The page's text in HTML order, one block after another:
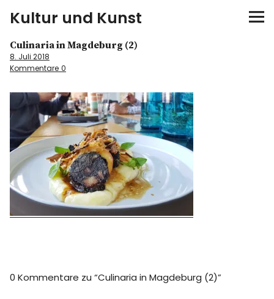
Kultur und Kunst
kultur & kunst
Spiele
Konzerte
Museen bei…
Bloggerreisen
Culinaria in Magdeburg (2)
8. Juli 2018
Kommentare 0
0 Kommentare zu “Culinaria in Magdeburg (2)”